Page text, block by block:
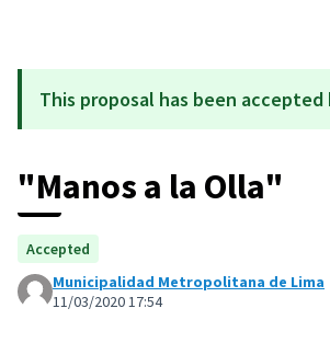
This proposal has been accepted
"Manos a la Olla"
Accepted
Municipalidad Metropolitana de Lima
11/03/2020 17:54